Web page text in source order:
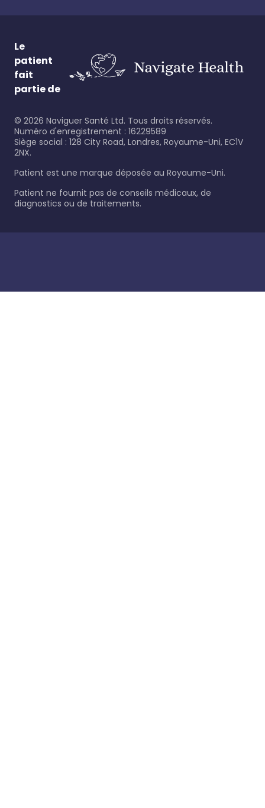
Le
patient
fait
partie de
© 2026 Naviguer Santé Ltd. Tous droits réservés.
Numéro d'enregistrement : 16229589
Siège social : 128 City Road, Londres, Royaume-Uni, EC1V
2NX.
Patient est une marque déposée au Royaume-Uni.
Patient ne fournit pas de conseils médicaux, de
diagnostics ou de traitements.